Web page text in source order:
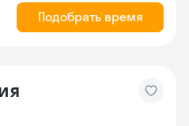
Подобрать время